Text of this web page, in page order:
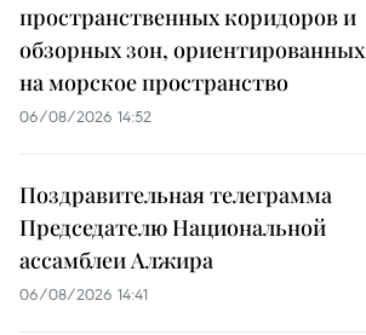
пространственных коридоров и
обзорных зон, ориентированных
на морское пространство
06/08/2026 14:52
Поздравительная телеграмма
Председателю Национальной
ассамблеи Алжира
06/08/2026 14:41